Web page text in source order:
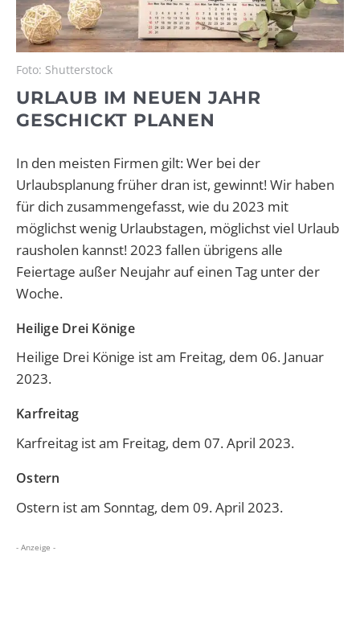
Foto: Shutterstock
URLAUB IM NEUEN JAHR
GESCHICKT PLANEN
In den meisten Firmen gilt: Wer bei der
Urlaubsplanung früher dran ist, gewinnt! Wir haben
für dich zusammengefasst, wie du 2023 mit
möglichst wenig Urlaubstagen, möglichst viel Urlaub
rausholen kannst! 2023 fallen übrigens alle
Feiertage außer Neujahr auf einen Tag unter der
Woche.
Heilige Drei Könige
Heilige Drei Könige ist am Freitag, dem 06. Januar
2023.
Karfreitag
Karfreitag ist am Freitag, dem 07. April 2023.
Ostern
Ostern ist am Sonntag, dem 09. April 2023.
- Anzeige -